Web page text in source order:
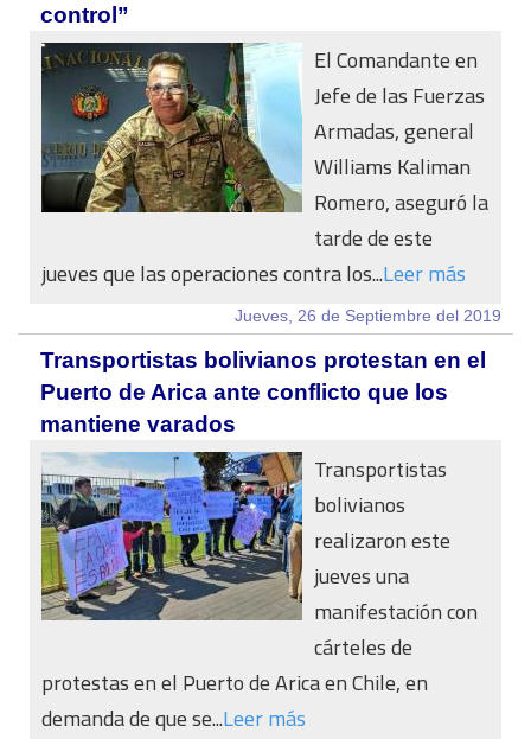
control”
El Comandante en
Jefe de las Fuerzas
Armadas, general
Williams Kaliman
Romero, aseguró la
tarde de este
jueves que las operaciones contra los...Leer más
Jueves, 26 de Septiembre del 2019
Transportistas bolivianos protestan en el
Puerto de Arica ante conflicto que los
mantiene varados
Transportistas
bolivianos
realizaron este
jueves una
manifestación con
cárteles de
protestas en el Puerto de Arica en Chile, en
demanda de que se...Leer más